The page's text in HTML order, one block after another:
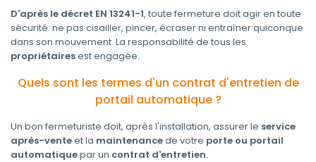
D'après le décret EN 13241-1, toute fermeture doit agir en toute
sécurité: ne pas cisailler, pincer, écraser ni entraîner quiconque
dans son mouvement. La responsabilité de tous les
propriétairesest engagée.
Quels sont les termes d'un contrat d'entretien de
portail automatique ?
Un bon fermeturiste doit, après l'installation, assurer le service
après-venteet la maintenancede votre porte ou portail
automatiquepar un contrat d'entretien.